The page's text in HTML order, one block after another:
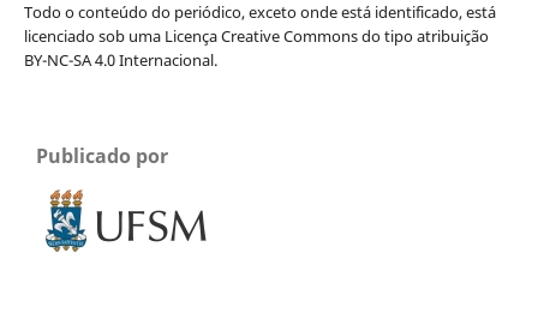
Todo o conteúdo do periódico, exceto onde está identificado, está
licenciado sob uma Licença Creative Commons do tipo atribuição
BY-NC-SA 4.0 Internacional.
Publicado por